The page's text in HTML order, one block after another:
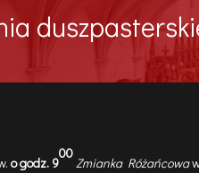
o godz. 9
00
Zmianka Różańcowa